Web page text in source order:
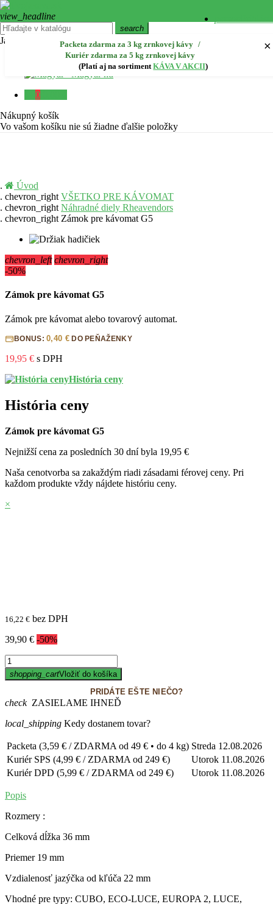
Prihlásiť sa cez Facebook
×
Packeta zdarma za 3 kg zrnkovej kávy /
Kuriér zdarma za 5 kg zrnkovej kávy
(Platí aj na sortimentKÁVA V AKCII)
Menu
view_headline
search
Jazyk: Slovenčina
Čeština cs
Magyar hu
0
Nákupný košík
Vo vašom košíku nie sú žiadne ďalšie položky
Úvod
chevron_right VŠETKO PRE KÁVOMAT
chevron_right Náhradné diely Rheavendors
chevron_right Zámok pre kávomat G5
chevron_left chevron_right
-50%
Zámok pre kávomat G5
Zámok pre kávomat alebo tovarový automat.
BONUS:0,40 €DO PEŇAŽENKY
19,95 € s DPH
História ceny
História ceny
Zámok pre kávomat G5
Nejnižší cena za posledních 30 dní byla 19,95 €
Naša cenotvorba sa zakaždým riadi zásadami férovej ceny. Pri
každom produkte vždy nájdete históriu ceny.
×
16,22 € bez DPH
39,90 € -50%
shopping_cartVložiť do košíka
PRIDÁTE EŠTE NIEČO?
checkZASIELAME IHNEĎ
local_shipping Kedy dostanem tovar?
Packeta (3,59 € / ZDARMA od 49 € • do 4 kg) Streda 12.08.2026
Kuriér SPS (4,99 € / ZDARMA od 249 €)
Utorok 11.08.2026
Kuriér DPD (5,99 € / ZDARMA od 249 €)
Utorok 11.08.2026
Popis
Rozmery :
Celková dĺžka 36 mm
Priemer 19 mm
Vzdialenosť jazýčka od kľúča 22 mm
Vhodné pre typy: CUBO, ECO-LUCE, EUROPA 2, LUCE,